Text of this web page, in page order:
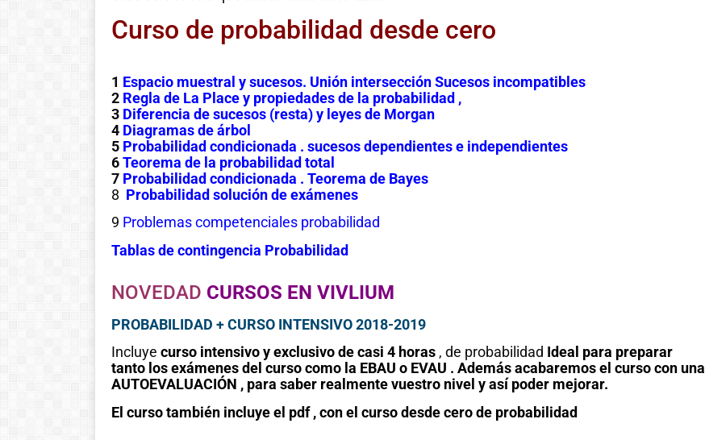
Curso de probabilidad desde cero
1 Espacio muestral y sucesos. Unión intersección Sucesos incompatibles
2 Regla de La Place y propiedades de la probabilidad ,
3 Diferencia de sucesos (resta) y leyes de Morgan
4 Diagramas de árbol
5 Probabilidad condicionada . sucesos dependientes e independientes
6Teorema de la probabilidad total
7 Probabilidad condicionada . Teorema de Bayes
8 Probabilidad solución de exámenes
9 Problemas competenciales probabilidad
Tablas de contingencia Probabilidad
NOVEDAD CURSOS EN VIVLIUM
PROBABILIDAD + CURSO INTENSIVO 2018-2019
Incluye curso intensivo y exclusivo de casi 4 horas , de probabilidad Ideal para preparar
tanto los exámenes del curso como la EBAU o EVAU . Además acabaremos el curso con una
AUTOEVALUACIÓN , para saber realmente vuestro nivel y así poder mejorar.
El curso también incluye el pdf , con el curso desde cero de probabilidad